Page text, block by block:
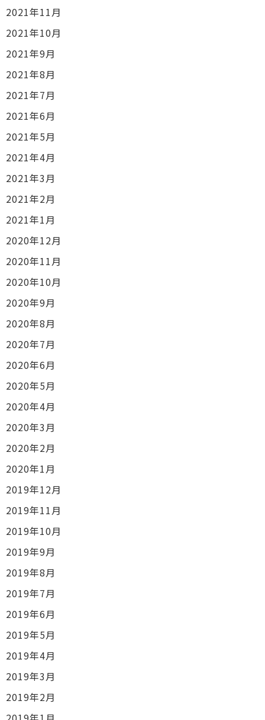
2021年11月
2021年10月
2021年9月
2021年8月
2021年7月
2021年6月
2021年5月
2021年4月
2021年3月
2021年2月
2021年1月
2020年12月
2020年11月
2020年10月
2020年9月
2020年8月
2020年7月
2020年6月
2020年5月
2020年4月
2020年3月
2020年2月
2020年1月
2019年12月
2019年11月
2019年10月
2019年9月
2019年8月
2019年7月
2019年6月
2019年5月
2019年4月
2019年3月
2019年2月